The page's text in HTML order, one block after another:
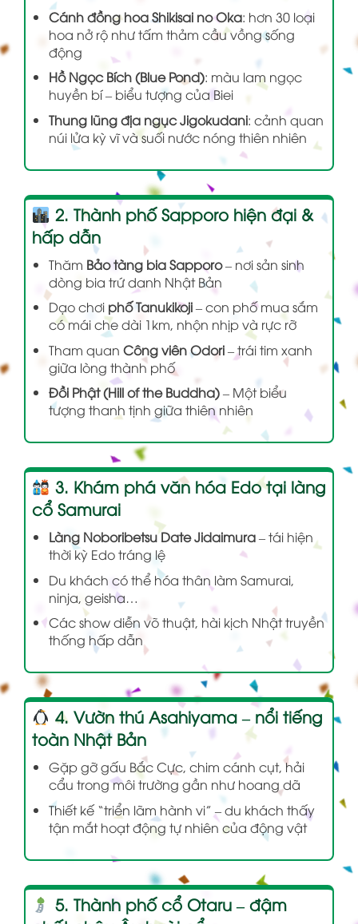
Cánh đồng hoa Shikisai no Oka: hơn 30 loại
hoa nở rộ như tấm thảm cầu vồng sống
động
Hồ Ngọc Bích (Blue Pond): màu lam ngọc
huyền bí – biểu tượng của Biei
Thung lũng địa ngục Jigokudani: cảnh quan
núi lửa kỳ vĩ và suối nước nóng thiên nhiên
2. Thành phố Sapporo hiện đại &
hấp dẫn
Thăm Bảo tàng bia Sapporo– nơi sản sinh
dòng bia trứ danh Nhật Bản
Dạo chơi phố Tanukikoji– con phố mua sắm
có mái che dài 1km, nhộn nhịp và rực rỡ
Tham quan Công viên Odori– trái tim xanh
giữa lòng thành phố
Đồi Phật (Hill of the Buddha)– Một biểu
tượng thanh tịnh giữa thiên nhiên
3. Khám phá văn hóa Edo tại làng
cổ Samurai
Làng Noboribetsu Date Jidaimura– tái hiện
thời kỳ Edo tráng lệ
Du khách có thể hóa thân làm Samurai,
ninja, geisha…
Các show diễn võ thuật, hài kịch Nhật truyền
thống hấp dẫn
4. Vườn thú Asahiyama – nổi tiếng
toàn Nhật Bản
Gặp gỡ gấu Bắc Cực, chim cánh cụt, hải
cẩu trong môi trường gần như hoang dã
Thiết kế “triển lãm hành vi” – du khách thấy
tận mắt hoạt động tự nhiên của động vật
5. Thành phố cổ Otaru – đậm